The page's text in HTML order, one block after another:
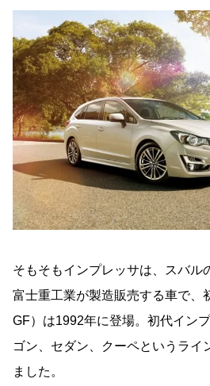
そもそもインプレッサは、スバル
富士重工業が製造販売する車で、
GF）は1992年に登場。初代イン
ゴン、セダン、クーペというライ
ました。